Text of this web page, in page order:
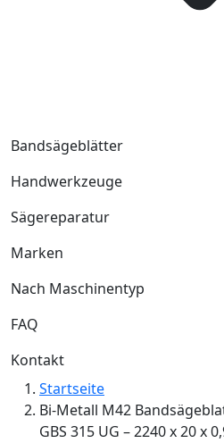
Bandsägeblätter
Handwerkzeuge
Sägereparatur
Marken
Nach Maschinentyp
FAQ
Kontakt
Startseite
Bi-Metall M42
GBS 315 UG – 2240 x 20 x